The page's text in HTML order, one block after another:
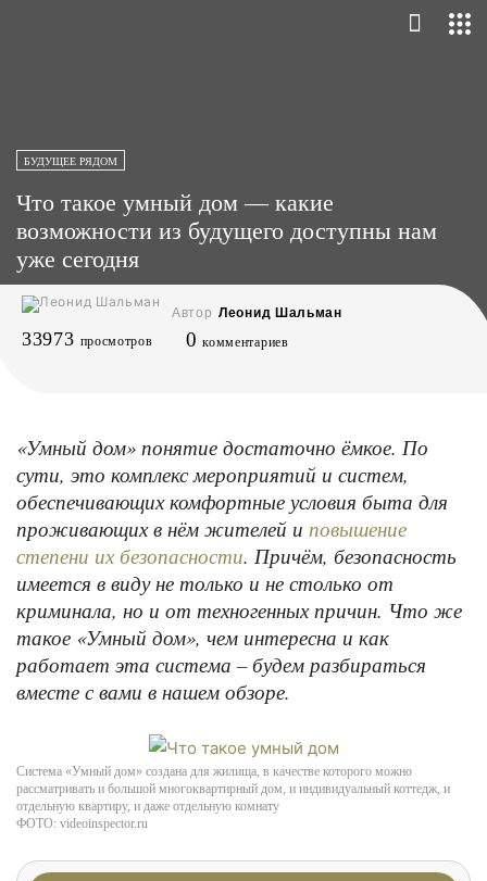
БУДУЩЕЕ РЯДОМ
Что такое умный дом — какие
возможности из будущего доступны нам
уже сегодня
Автор Леонид Шальман
33973 просмотров 0 комментариев
«Умный дом» понятие достаточно ёмкое. По
сути, это комплекс мероприятий и систем,
обеспечивающих комфортные условия быта для
проживающих в нём жителей и повышение
степени их безопасности. Причём, безопасность
имеется в виду не только и не столько от
криминала, но и от техногенных причин. Что же
такое «Умный дом», чем интересна и как
работает эта система – будем разбираться
вместе с вами в нашем обзоре.
Система «Умный дом» создана для жилища, в качестве которого можно
рассматривать и большой многоквартирный дом, и индивидуальный коттедж, и
отдельную квартиру, и даже отдельную комнату
ФОТО: videoinspector.ru